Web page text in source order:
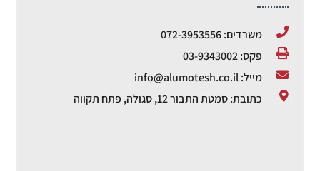
משרדים: 072-3953556
פקס: 03-9343002
מייל: info@alumotesh.co.il
כתובת: סמטת התבור 12, סגולה, פתח תקווה